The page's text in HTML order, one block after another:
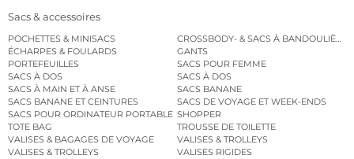
Sacs & accessoires
POCHETTES & MINISACS
CROSSBODY- & SACS À BANDOULIÈRE
ÉCHARPES & FOULARDS
GANTS
PORTEFEUILLES
SACS POUR FEMME
SACS À DOS
SACS À DOS
SACS À MAIN ET À ANSE
SACS BANANE
SACS BANANE ET CEINTURES
SACS DE VOYAGE ET WEEK-ENDS
SACS POUR ORDINATEUR PORTABLE SHOPPER
TOTE BAG
TROUSSE DE TOILETTE
VALISES & BAGAGES DE VOYAGE
VALISES & TROLLEYS
VALISES & TROLLEYS
VALISES RIGIDES